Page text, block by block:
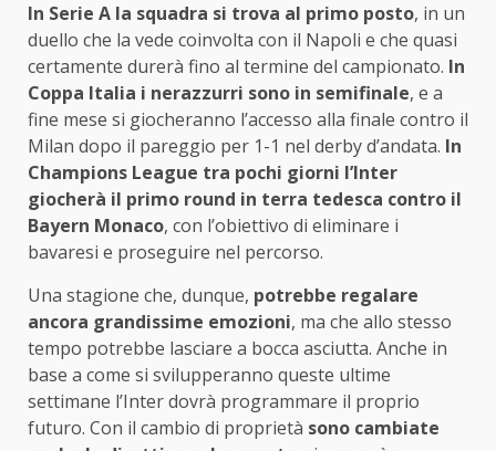
In Serie A la squadra si trova al primo posto, in un
duello che la vede coinvolta con il Napoli e che quasi
certamente durerà fino al termine del campionato. In
Coppa Italia i nerazzurri sono in semifinale, e a
fine mese si giocheranno l’accesso alla finale contro il
Milan dopo il pareggio per 1-1 nel derby d’andata. In
Champions League tra pochi giorni l’Inter
giocherà il primo round in terra tedesca contro il
Bayern Monaco, con l’obiettivo di eliminare i
bavaresi e proseguire nel percorso.
Una stagione che, dunque, potrebbe regalare
ancora grandissime emozioni, ma che allo stesso
tempo potrebbe lasciare a bocca asciutta. Anche in
base a come si svilupperanno queste ultime
settimane l’Inter dovrà programmare il proprio
futuro. Con il cambio di proprietà sono cambiate